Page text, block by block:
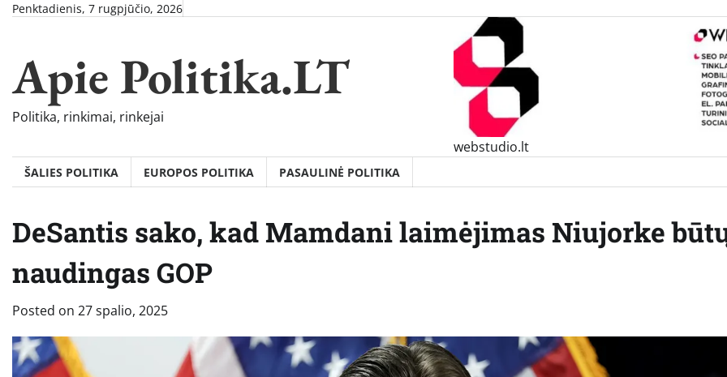
SkipPenktadienis, 7 rugpjūčio, 2026
Apie Politika.LT
Politika, rinkimai, rinkejai
webstudio.lt
ŠALIES POLITIKA EUROPOS POLITIKA PASAULINĖ POLITIKA
DeSantis sako, kad Mamdani laimėjimas Niujorke
naudingas GOP
Posted on 27 spalio, 2025